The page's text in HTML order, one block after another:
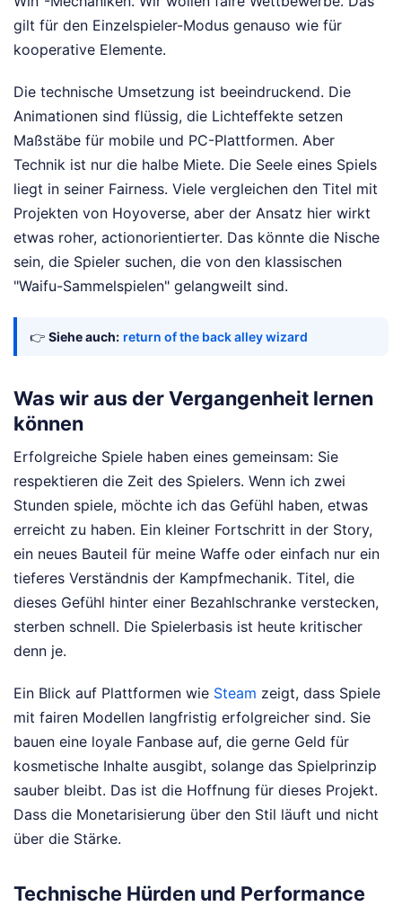
gilt für den Einzelspieler-Modus genauso wie für
kooperative Elemente.
Die technische Umsetzung ist beeindruckend. Die
Animationen sind flüssig, die Lichteffekte setzen
Maßstäbe für mobile und PC-Plattformen. Aber
Technik ist nur die halbe Miete. Die Seele eines Spiels
liegt in seiner Fairness. Viele vergleichen den Titel mit
Projekten von Hoyoverse, aber der Ansatz hier wirkt
etwas roher, actionorientierter. Das könnte die Nische
sein, die Spieler suchen, die von den klassischen
"Waifu-Sammelspielen" gelangweilt sind.
👉 Siehe auch: return of the back alley wizard
Was wir aus der Vergangenheit lernen
können
Erfolgreiche Spiele haben eines gemeinsam: Sie
respektieren die Zeit des Spielers. Wenn ich zwei
Stunden spiele, möchte ich das Gefühl haben, etwas
erreicht zu haben. Ein kleiner Fortschritt in der Story,
ein neues Bauteil für meine Waffe oder einfach nur ein
tieferes Verständnis der Kampfmechanik. Titel, die
dieses Gefühl hinter einer Bezahlschranke verstecken,
sterben schnell. Die Spielerbasis ist heute kritischer
denn je.
Ein Blick auf Plattformen wie Steam zeigt, dass Spiele
mit fairen Modellen langfristig erfolgreicher sind. Sie
bauen eine loyale Fanbase auf, die gerne Geld für
kosmetische Inhalte ausgibt, solange das Spielprinzip
sauber bleibt. Das ist die Hoffnung für dieses Projekt.
Dass die Monetarisierung über den Stil läuft und nicht
über die Stärke.
Technische Hürden und Performance